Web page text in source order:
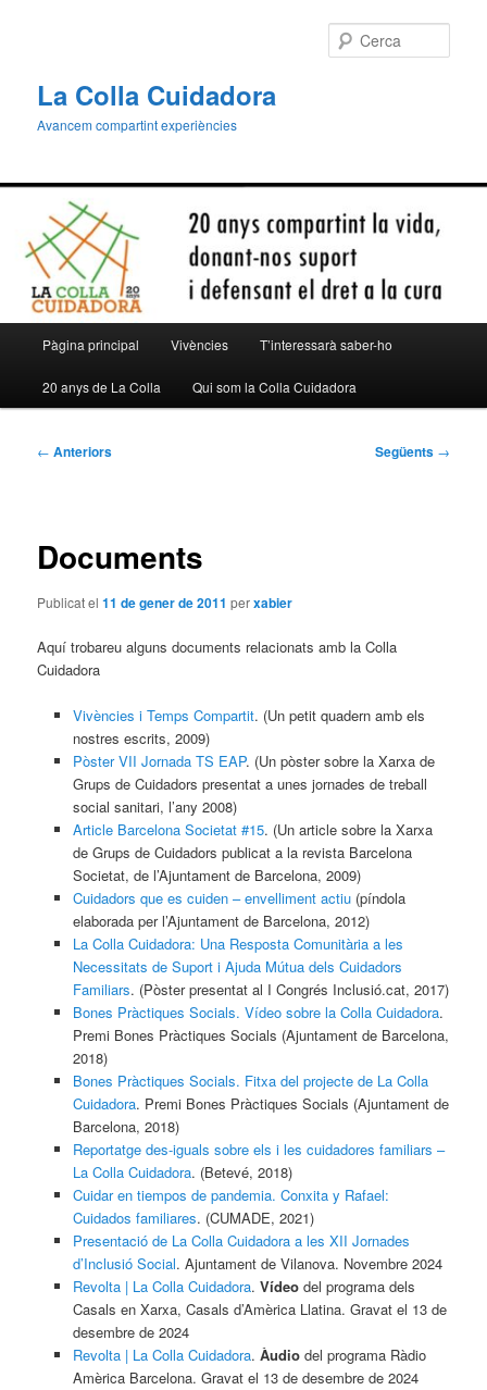
La Colla Cuidadora
Avancem compartint experiències
principal
Pàgina principal Vivències T’interessarà saber-ho
20 anys de La Colla Qui som la Colla Cuidadora
Navegació
← Anteriors Següents →
Documents
Publicat el11 de gener de 2011 perxabier
Aquí trobareu alguns documents relacionats amb la Colla
Cuidadora
Vivències i Temps Compartit. (Un petit quadern amb els
nostres escrits, 2009)
Pòster VII Jornada TS EAP. (Un pòster sobre la Xarxa de
Grups de Cuidadors presentat a unes jornades de treball
social sanitari, l’any 2008)
Article Barcelona Societat #15. (Un article sobre la Xarxa
de Grups de Cuidadors publicat a la revista Barcelona
Societat, de l’Ajuntament de Barcelona, 2009)
Cuidadors que es cuiden – envelliment actiu(píndola
elaborada per l’Ajuntament de Barcelona, 2012)
La Colla Cuidadora: Una Resposta Comunitària a les
Necessitats de Suport i Ajuda Mútua dels Cuidadors
Familiars. (Pòster presentat al I Congrés Inclusió.cat, 2017)
Bones Pràctiques Socials. Vídeo sobre la Colla Cuidadora.
Premi Bones Pràctiques Socials (Ajuntament de Barcelona,
2018)
Bones Pràctiques Socials. Fitxa del projecte de La Colla
Cuidadora. Premi Bones Pràctiques Socials (Ajuntament de
Barcelona, 2018)
Reportatge des-iguals sobre els i les cuidadores familiars –
La Colla Cuidadora. (Betevé, 2018)
Cuidar en tiempos de pandemia. Conxita y Rafael:
Cuidados familiares. (CUMADE, 2021)
Presentació de La Colla Cuidadora a les XII Jornades
d’Inclusió Social. Ajuntament de Vilanova. Novembre 2024
Revolta | La Colla Cuidadora. Vídeodel programa dels
Casals en Xarxa, Casals d’Amèrica Llatina. Gravat el 13 de
desembre de 2024
Revolta | La Colla Cuidadora. Àudiodel programa Ràdio
Amèrica Barcelona. Gravat el 13 de desembre de 2024